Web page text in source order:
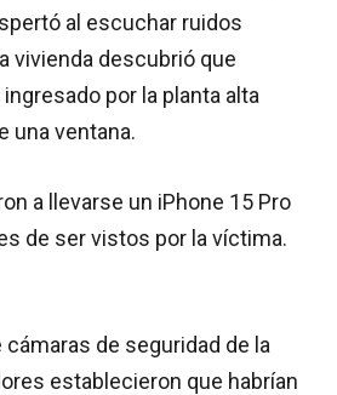
al escuchar ruidos
vivienda descubrió que
por la planta alta
una ventana.
a llevarse un iPhone 15 Pro
de ser vistos por la víctima.
de seguridad de la
establecieron que habrían